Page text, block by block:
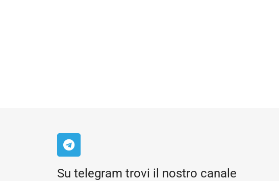
Su telegram trovi il nostro canale